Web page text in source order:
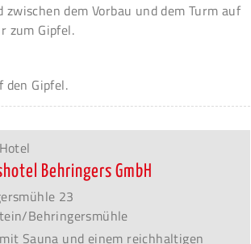
dem Vorbau und dem Turm auf
zum Gipfel.
den Gipfel.
Hotel
Behringers GmbH
23
Behringersmühle
Sauna und einem reichhaltigen